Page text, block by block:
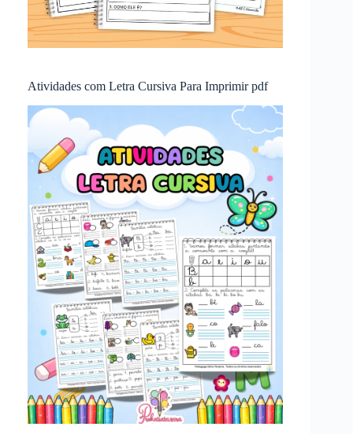
Atividades com Letra Cursiva Para Imprimir pdf